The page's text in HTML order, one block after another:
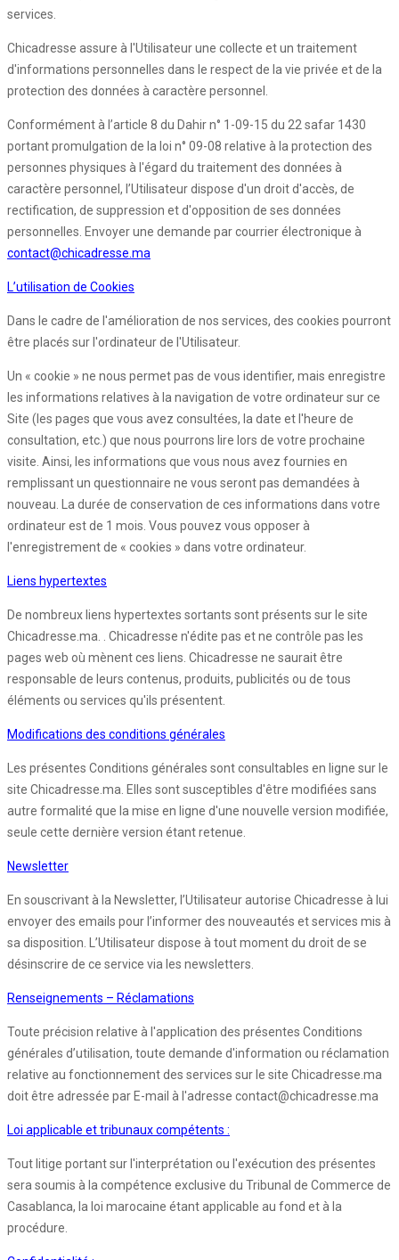
services.
Chicadresse assure à l'Utilisateur une collecte et un traitement
d'informations personnelles dans le respect de la vie privée et de la
protection des données à caractère personnel.
Conformément à l’article 8 du Dahir n° 1-09-15 du 22 safar 1430
portant promulgation de la loi n° 09-08 relative à la protection des
personnes physiques à l'égard du traitement des données à
caractère personnel, l’Utilisateur dispose d'un droit d'accès, de
rectification, de suppression et d'opposition de ses données
personnelles. Envoyer une demande par courrier électronique à
contact@chicadresse.ma
L’utilisation de Cookies
Dans le cadre de l'amélioration de nos services, des cookies pourront
être placés sur l'ordinateur de l'Utilisateur.
Un « cookie » ne nous permet pas de vous identifier, mais enregistre
les informations relatives à la navigation de votre ordinateur sur ce
Site (les pages que vous avez consultées, la date et l'heure de
consultation, etc.) que nous pourrons lire lors de votre prochaine
visite. Ainsi, les informations que vous nous avez fournies en
remplissant un questionnaire ne vous seront pas demandées à
nouveau. La durée de conservation de ces informations dans votre
ordinateur est de 1 mois. Vous pouvez vous opposer à
l'enregistrement de « cookies » dans votre ordinateur.
Liens hypertextes
De nombreux liens hypertextes sortants sont présents sur le site
Chicadresse.ma. . Chicadresse n'édite pas et ne contrôle pas les
pages web où mènent ces liens. Chicadresse ne saurait être
responsable de leurs contenus, produits, publicités ou de tous
éléments ou services qu'ils présentent.
Modifications des conditions générales
Les présentes Conditions générales sont consultables en ligne sur le
site Chicadresse.ma. Elles sont susceptibles d'être modifiées sans
autre formalité que la mise en ligne d'une nouvelle version modifiée,
seule cette dernière version étant retenue.
Newsletter
En souscrivant à la Newsletter, l’Utilisateur autorise Chicadresse à lui
envoyer des emails pour l’informer des nouveautés et services mis à
sa disposition. L’Utilisateur dispose à tout moment du droit de se
désinscrire de ce service via les newsletters.
Renseignements – Réclamations
Toute précision relative à l'application des présentes Conditions
générales d’utilisation, toute demande d'information ou réclamation
relative au fonctionnement des services sur le site Chicadresse.ma
doit être adressée par E-mail à l'adresse contact@chicadresse.ma
Loi applicable et tribunaux compétents :
Tout litige portant sur l'interprétation ou l'exécution des présentes
sera soumis à la compétence exclusive du Tribunal de Commerce de
Casablanca, la loi marocaine étant applicable au fond et à la
procédure.